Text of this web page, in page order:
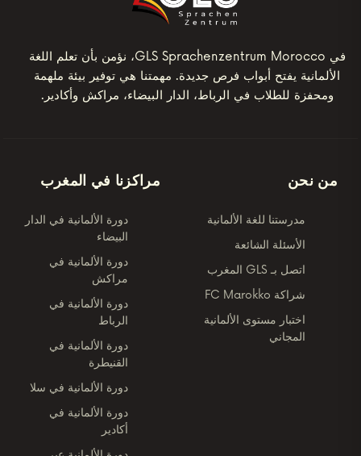
في GLS Sprachenzentrum Morocco، نؤمن بأن تعلم اللغة
الألمانية يفتح أبواب فرص جديدة. مهمتنا هي توفير بيئة ملهمة
ومحفزة للطلاب في الرباط، الدار البيضاء، مراكش وأكادير.
من نحن
مدرستنا للغة الألمانية
الأسئلة الشائعة
اتصل بـ GLS المغرب
شراكة FC Marokko
اختبار مستوى الألمانية
المجاني
مراكزنا في المغرب
دورة الألمانية في الدار
البيضاء
دورة الألمانية في
مراكش
دورة الألمانية في
الرباط
دورة الألمانية في
القنيطرة
دورة الألمانية في سلا
دورة الألمانية في
أكادير